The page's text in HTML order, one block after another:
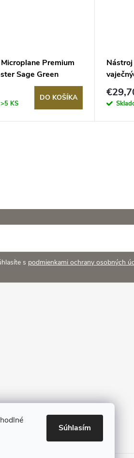
Súhlasím
Premium
Sage Green
>5 KS
DO KOŠÍKA
s podmienkami ochrany osobných